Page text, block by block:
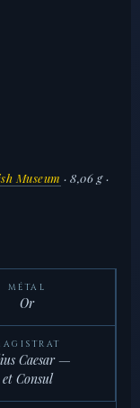
Museum · 8,06 g ·
MÉTAL
Or
Caesar —
Consul